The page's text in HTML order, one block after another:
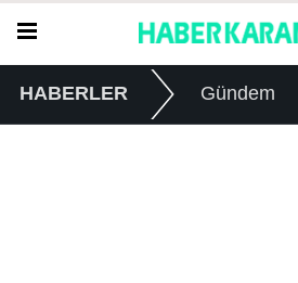
HABERLER Gündem